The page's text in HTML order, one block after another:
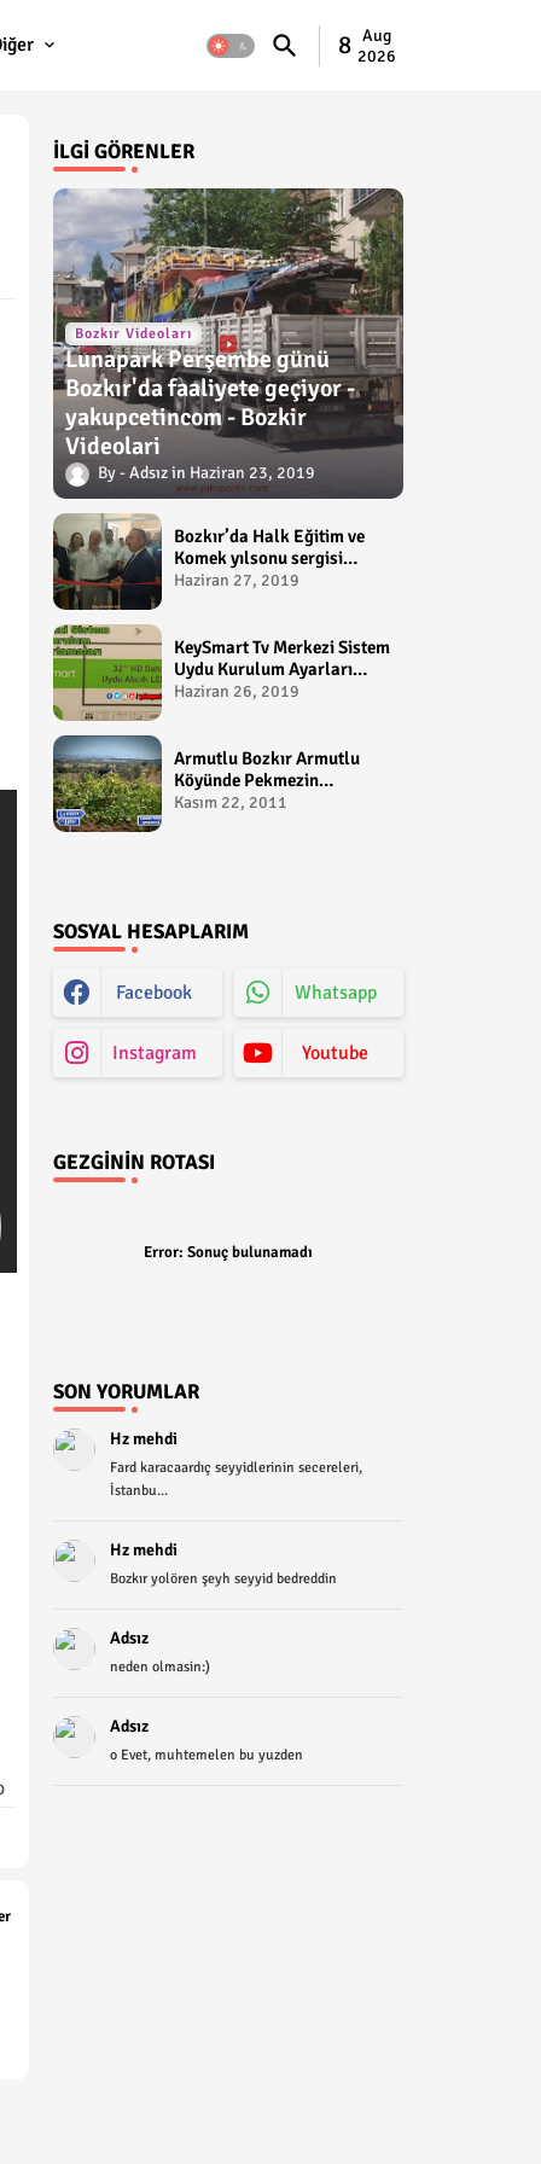
8 Aug
2026
İLGI GÖRENLER
Bozkır Videoları
Lunapark Perşembe günü
Bozkır'da faaliyete geçiyor -
yakupcetincom - Bozkir
Videolari
Adsız Haziran 23, 2019
Bozkır’da Halk Eğitim ve
Komek yılsonu sergisi
gerçekleştirildi-
Haziran 27, 2019
KeySmart Tv Merkezi Sistem
Uydu Kurulum Ayarları
Video anlatım -
Haziran 26, 2019
Armutlu Bozkır Armutlu
Köyünde Pekmezin
Hikayesi:Gezen Bilir Kontv
Kasım 22, 2011
SOSYAL HESAPLARIM
Facebook Whatsapp
Instagram Youtube
GEZGININ ROTASI
Error: Sonuç bulunamadı
SON YORUMLAR
Hz mehdi
Fard karacaardıç seyyidlerinin secereleri,
İstanbu...
Hz mehdi
Bozkır yolören şeyh seyyid bedreddin
Adsız
neden olmasin:)
Adsız
o Evet, muhtemelen bu yuzden